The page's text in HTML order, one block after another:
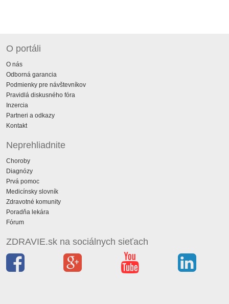
O portáli
O nás
Odborná garancia
Podmienky pre návštevníkov
Pravidlá diskusného fóra
Inzercia
Partneri a odkazy
Kontakt
Neprehliadnite
Choroby
Diagnózy
Prvá pomoc
Medicínsky slovník
Zdravotné komunity
Poradňa lekára
Fórum
ZDRAVIE.sk na sociálnych sieťach